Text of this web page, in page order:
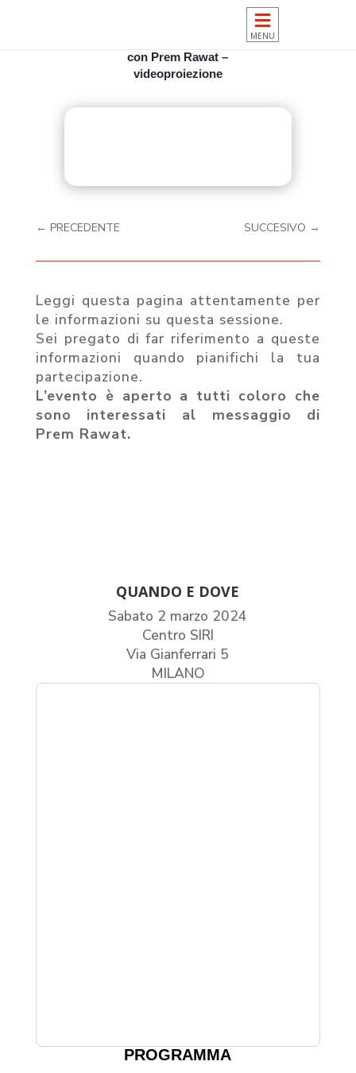

Milano 2 marzo 2024: Una sera
con Prem Rawat –
videoproiezione
← PRECEDENTE SUCCESIVO →
Leggi questa pagina attentamente per
le informazioni su questa sessione.
Sei pregato di far riferimento a queste
informazioni quando pianifichi la tua
partecipazione.
L’evento è aperto a tutti coloro che
sono interessati al messaggio di
Prem Rawat.
QUANDO E DOVE
Sabato 2 marzo 2024
Centro SIRI
Via Gianferrari 5
MILANO
PROGRAMMA